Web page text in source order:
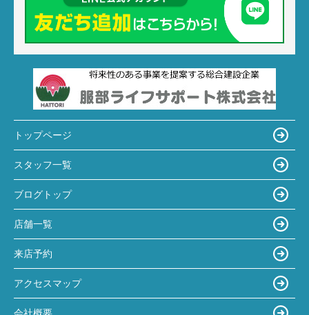
トップページ
スタッフ一覧
ブログトップ
店舗一覧
来店予約
アクセスマップ
会社概要